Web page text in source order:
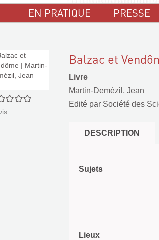
EN PRATIQUE PRESSE
Balzac et
Livre
Martin-Demézil, Jean
Edité par Société des
DESCRIPTION
Sujets
Lieux